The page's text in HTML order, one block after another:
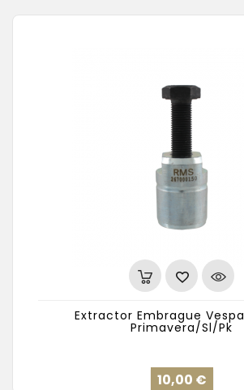
Extractor Embrague
Primavera/Sl/Pk
10,00 €